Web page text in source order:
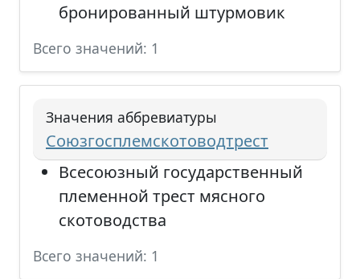
бронированный штурмовик
Всего значений: 1
Значения аббревиатуры
Союзгосплемскотоводтрест
Всесоюзный государственный
племенной трест мясного
скотоводства
Всего значений: 1